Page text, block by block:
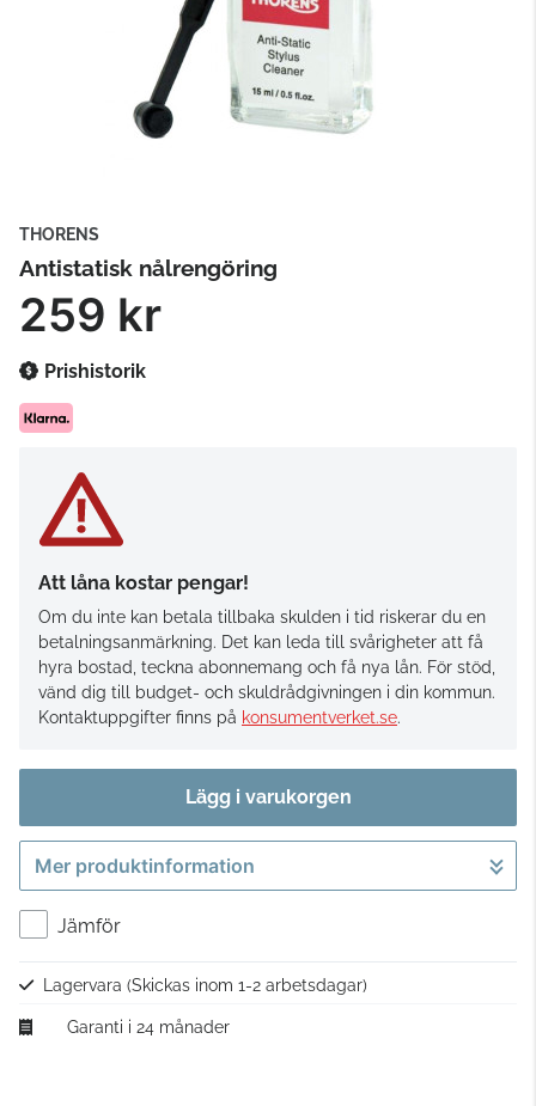
THORENS
Antistatisk nålrengöring
259 kr
Prishistorik
Att låna kostar pengar!
Om du inte kan betala tillbaka skulden i tid riskerar du en
betalningsanmärkning. Det kan leda till svårigheter att få
hyra bostad, teckna abonnemang och få nya lån. För stöd,
vänd dig till budget- och skuldrådgivningen i din kommun.
Kontaktuppgifter finns på konsumentverket.se.
Lägg i varukorgen
Gå till kassan
Mer produktinformation
Jämför
Lagervara (Skickas inom 1-2 arbetsdagar)
Garanti i 24 månader